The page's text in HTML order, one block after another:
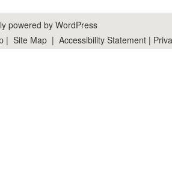
powered by WordPress
| Site Map| Accessibility Statement |